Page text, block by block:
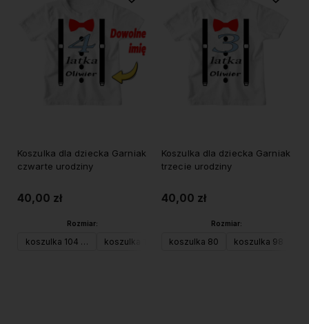
Koszulka dla dziecka Garniak
czwarte urodziny
40,00 zł
Rozmiar:
koszulka 104 (XS) koszulka 116 (S) koszulka 128 (M)
Koszulka dla dziecka Garniak
trzecie urodziny
40,00 zł
Rozmiar:
koszulka 80 koszulka 98